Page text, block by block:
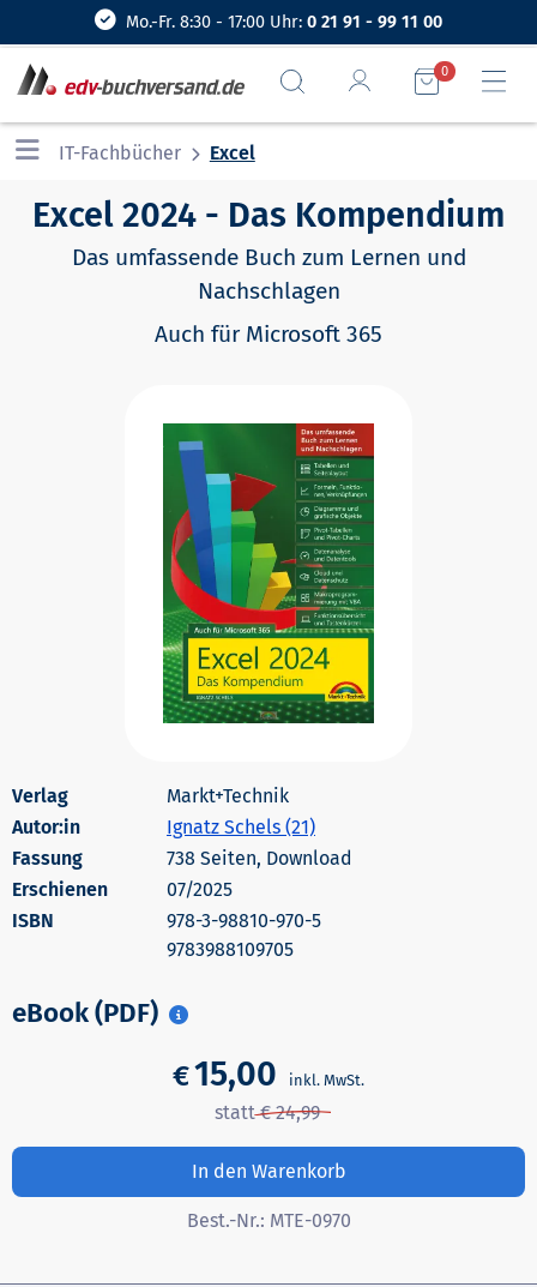
Mo.-Fr. 8:30 - 17:00 Uhr: 0 21 91 - 99 11 00
0
IT-Fachbücher Excel
Excel 2024 - Das Kompendium
Das umfassende Buch zum Lernen und
Nachschlagen
Auch für Microsoft 365
Markt+Technik
Autor:in
Ignatz Schels (21)
738 Seiten, Download
Erschienen
07/2025
978-3-98810-970-5
9783988109705
eBook (PDF)
€15,00
In den Warenkorb
Best.-Nr.: MTE-0970